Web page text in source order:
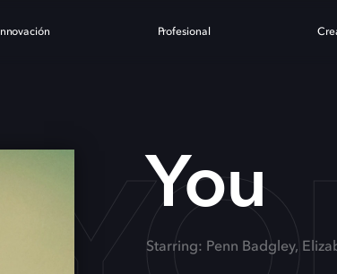
Innovación Profesional
You
Starring: Penn Badgley,